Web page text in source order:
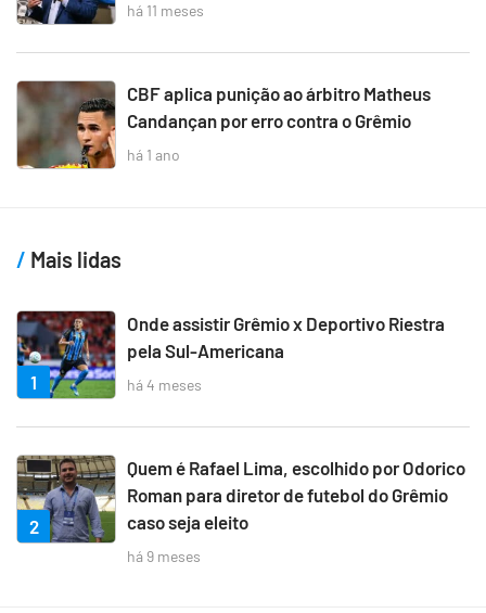
há 11 meses
CBF aplica punição ao árbitro Matheus
Candançan por erro contra o Grêmio
há 1 ano
Mais lidas
1
Onde assistir Grêmio x Deportivo Riestra
pela Sul-Americana
há 4 meses
2
Quem é Rafael Lima, escolhido por Odorico
Roman para diretor de futebol do Grêmio
caso seja eleito
há 9 meses